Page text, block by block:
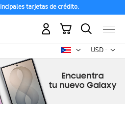
tarjetas de crédito.
USD -
dólar
Mi carrito